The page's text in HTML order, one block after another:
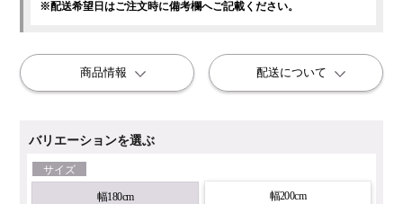
バリエーションを選ぶ
サイズ
幅180cm 幅200cm
※配送希望日はご注文時に備考欄へご記載ください。
商品情報 配送について